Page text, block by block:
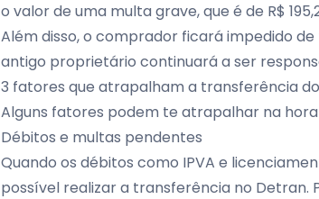
o valor de uma multa grave, que é de R$
Além disso, o comprador ficará impedido
antigo proprietário continuará a ser
3 fatores que atrapalham a transferência
Alguns fatores podem te atrapalhar na
Débitos e multas pendentes
Quando os débitos como IPVA e
possível realizar a transferência no Detran.